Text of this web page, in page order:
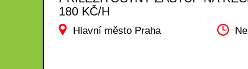
180 KČ/H
Hlavní město Praha